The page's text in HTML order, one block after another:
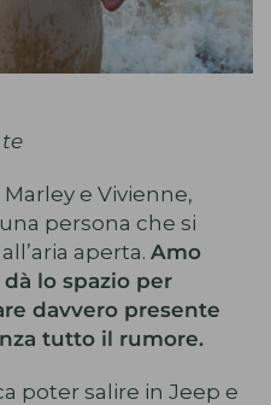
e Vivienne,
persona che si
aperta.Amo
lo spazio per
davvero presente
tutto il rumore.
poter salire in Jeep e